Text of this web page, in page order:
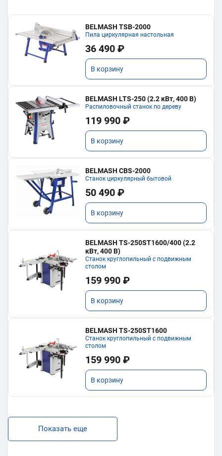
BELMASH TSB-2000
Пила циркулярная настольная
36 490 ₽
В корзину
BELMASH LTS-250 (2.2 кВт, 400 В)
Распиловочный станок по дереву
119 990 ₽
В корзину
BELMASH CBS-2000
Станок циркулярный бытовой
50 490 ₽
В корзину
BELMASH TS-250ST1600/400 (2.2
кВт, 400 В)
Станок круглопильный с подвижным
столом
159 990 ₽
В корзину
BELMASH TS-250ST1600
Станок круглопильный с подвижным
столом
159 990 ₽
В корзину
Показать еще